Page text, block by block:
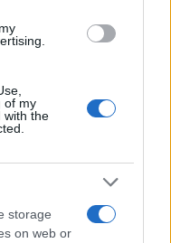
of my
with the
storage
on web or